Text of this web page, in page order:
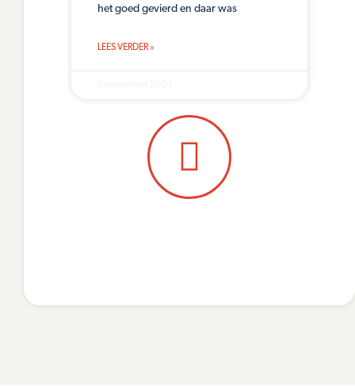
het goed gevierd en daar was
LEES VERDER »